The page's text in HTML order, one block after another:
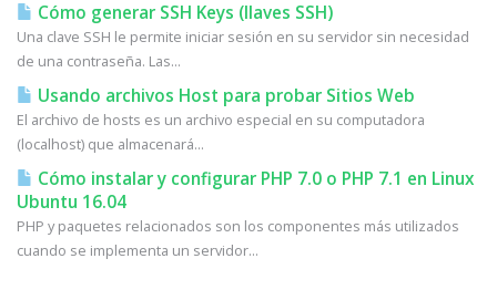
Cómo generar SSH Keys (llaves SSH)
Una clave SSH le permite iniciar sesión en su servidor sin necesidad
de una contraseña. Las...
Usando archivos Host para probar Sitios Web
El archivo de hosts es un archivo especial en su computadora
(localhost) que almacenará...
Cómo instalar y configurar PHP 7.0 o PHP 7.1 en Linux
Ubuntu 16.04
PHP y paquetes relacionados son los componentes más utilizados
cuando se implementa un servidor...